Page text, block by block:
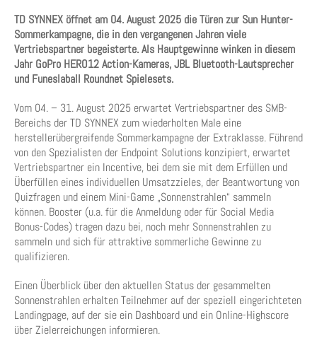
TD SYNNEX öffnet am 04. August 2025 die Türen zur Sun Hunter-
Sommerkampagne, die in den vergangenen Jahren viele
Vertriebspartner begeisterte. Als Hauptgewinne winken in diesem
Jahr GoPro HERO12 Action-Kameras, JBL Bluetooth-Lautsprecher
und Funeslaball Roundnet Spielesets.
Vom 04. – 31. August 2025 erwartet Vertriebspartner des SMB-
Bereichs der TD SYNNEX zum wiederholten Male eine
herstellerübergreifende Sommerkampagne der Extraklasse. Führend
von den Spezialisten der Endpoint Solutions konzipiert, erwartet
Vertriebspartner ein Incentive, bei dem sie mit dem Erfüllen und
Überfüllen eines individuellen Umsatzzieles, der Beantwortung von
Quizfragen und einem Mini-Game „Sonnenstrahlen“ sammeln
können. Booster (u.a. für die Anmeldung oder für Social Media
Bonus-Codes) tragen dazu bei, noch mehr Sonnenstrahlen zu
sammeln und sich für attraktive sommerliche Gewinne zu
qualifizieren.
Einen Überblick über den aktuellen Status der gesammelten
Sonnenstrahlen erhalten Teilnehmer auf der speziell eingerichteten
Landingpage, auf der sie ein Dashboard und ein Online-Highscore
über Zielerreichungen informieren.